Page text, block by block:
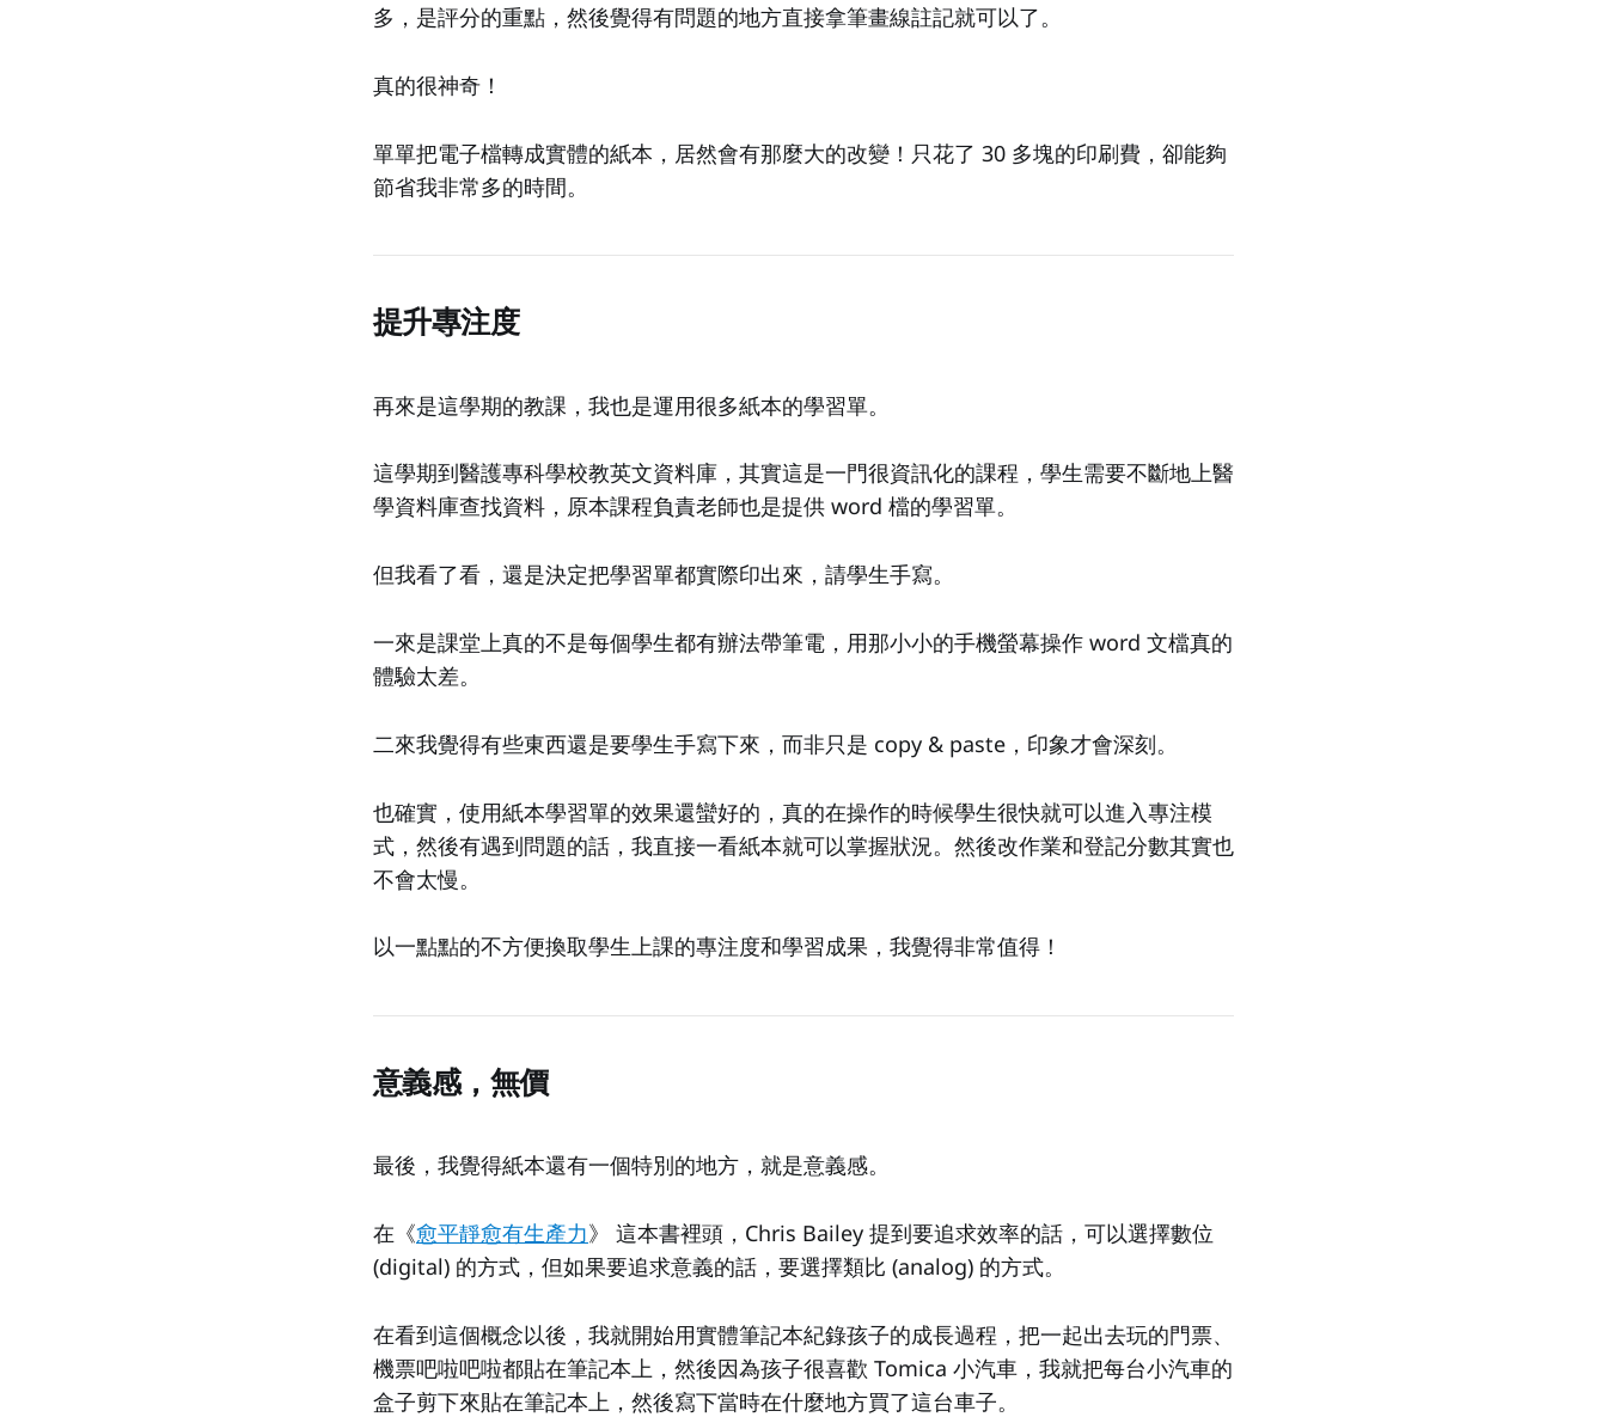
多，是評分的重點，然後覺得有問題的地方直接拿筆畫線註記就可以了。
真的很神奇！
單單把電子檔轉成實體的紙本，居然會有那麼大的改變！只花了 30 多塊的印刷費，卻能夠
節省我非常多的時間。
提升專注度
再來是這學期的教課，我也是運用很多紙本的學習單。
這學期到醫護專科學校教英文資料庫，其實這是一門很資訊化的課程，學生需要不斷地上醫
學資料庫查找資料，原本課程負責老師也是提供 word 檔的學習單。
但我看了看，還是決定把學習單都實際印出來，請學生手寫。
一來是課堂上真的不是每個學生都有辦法帶筆電，用那小小的手機螢幕操作 word 文檔真的
體驗太差。
二來我覺得有些東西還是要學生手寫下來，而非只是 copy & paste，印象才會深刻。
也確實，使用紙本學習單的效果還蠻好的，真的在操作的時候學生很快就可以進入專注模
式，然後有遇到問題的話，我直接一看紙本就可以掌握狀況。然後改作業和登記分數其實也
不會太慢。
以一點點的不方便換取學生上課的專注度和學習成果，我覺得非常值得！
意義感，無價
最後，我覺得紙本還有一個特別的地方，就是意義感。
在《愈平靜愈有生產力》 這本書裡頭，Chris Bailey 提到要追求效率的話，可以選擇數位
(digital) 的方式，但如果要追求意義的話，要選擇類比 (analog) 的方式。
在看到這個概念以後，我就開始用實體筆記本紀錄孩子的成長過程，把一起出去玩的門票、
機票吧啦吧啦都貼在筆記本上，然後因為孩子很喜歡 Tomica 小汽車，我就把每台小汽車的
盒子剪下來貼在筆記本上，然後寫下當時在什麼地方買了這台車子。